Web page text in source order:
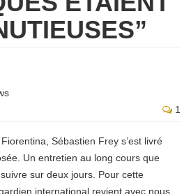
1
Sébastien Frey s’est livré
Un entretien au long cours que
sur deux jours. Pour cette
international revient avec nous